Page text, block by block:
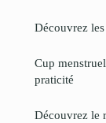
Découvrez
Cup
praticité
Découvrez le